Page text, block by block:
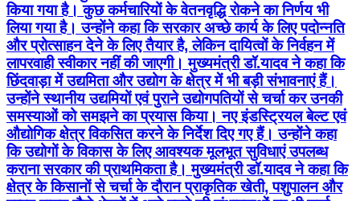
किया गया है। कुछ कर्मचारियों के वेतनवृद्धि रोकने का निर्णय भी
लिया गया है। उन्होंने कहा कि सरकार अच्छे कार्य के लिए पदोन्नति
और प्रोत्साहन देने के लिए तैयार है, लेकिन दायित्वों के निर्वहन में
लापरवाही स्वीकार नहीं की जाएगी। मुख्यमंत्री डॉ.यादव ने कहा कि
छिंदवाड़ा में उद्यमिता और उद्योग के क्षेत्र में भी बड़ी संभावनाएं हैं।
उन्होंने स्थानीय उद्यमियों एवं पुराने उद्योगपतियों से चर्चा कर उनकी
समस्याओं को समझने का प्रयास किया। नए इंडस्ट्रियल बेल्ट एवं
औद्योगिक क्षेत्र विकसित करने के निर्देश दिए गए हैं। उन्होंने कहा
कि उद्योगों के विकास के लिए आवश्यक मूलभूत सुविधाएं उपलब्ध
कराना सरकार की प्राथमिकता है। मुख्यमंत्री डॉ.यादव ने कहा कि
क्षेत्र के किसानों से चर्चा के दौरान प्राकृतिक खेती, पशुपालन और